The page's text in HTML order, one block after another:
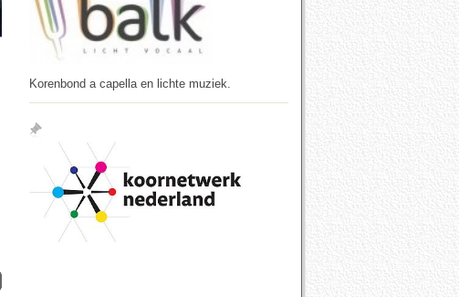
Korenbond a capella en lichte muziek.